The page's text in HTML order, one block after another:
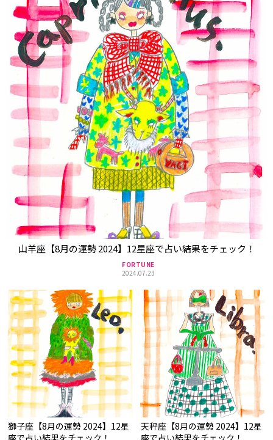
山羊座【8月の運勢 2024】12星座で占い結果をチェック！
FORTUNE
2024.07.23
獅子座【8月の運勢 2024】12星
天秤座【8月の運勢 2024】12星